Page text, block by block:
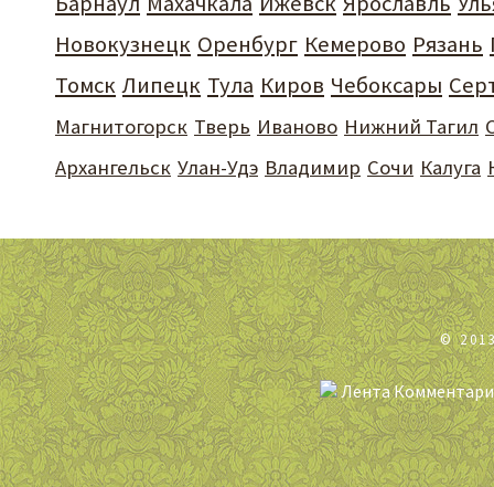
Новокузнецк Оренбург Кемерово Рязань
Томск Липецк Тула Киров Чебоксары
Магнитогорск Тверь Иваново Нижний Тагил
Архангельск Улан-Удэ Владимир Сочи Калуга
©
Лента